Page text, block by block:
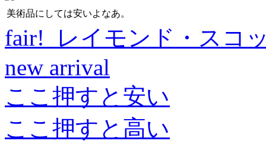
美術品にしては安いよなあ。
fair! レイモンド・スコ
new arrival
ここ押すと安い
ここ押すと高い